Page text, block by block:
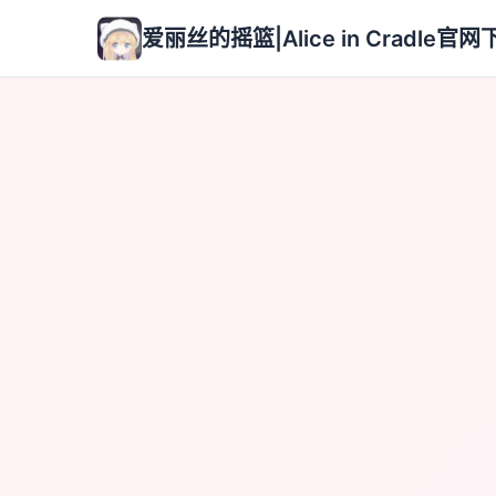
爱丽丝的摇篮|Alice in Cradle官网